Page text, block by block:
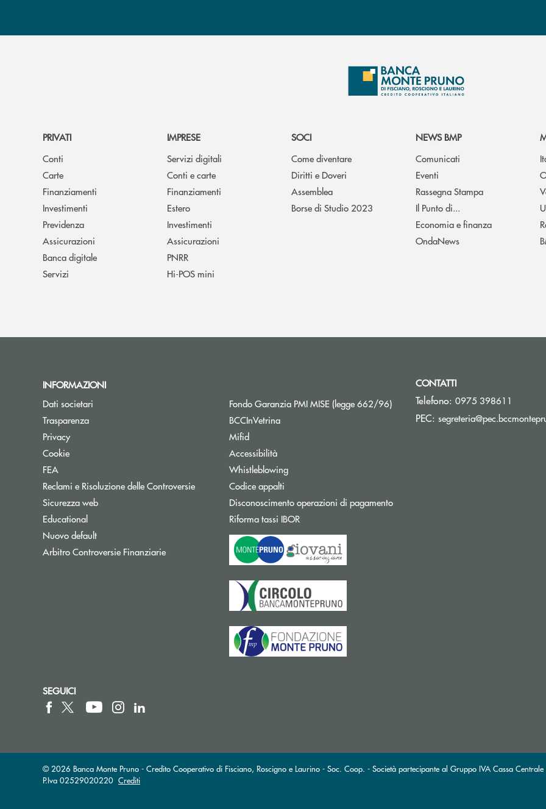
PRIVATI
Conti
Carte
Finanziamenti
Investimenti
Previdenza
Assicurazioni
Banca digitale
Servizi
IMPRESE
Servizi digitali
Conti e carte
Finanziamenti
Estero
Investimenti
Assicurazioni
PNRR
Hi-POS mini
SOCI
Come diventare
Diritti e Doveri
Assemblea
Borse di Studio 2023
NEWS BMP
Comunicati
Eventi
Rassegna Stampa
Il Punto di...
Economia e finanza
OndaNews
INFORMAZIONI
Dati societari
Trasparenza
Privacy
Cookie
FEA
Reclami e Risoluzione delle Controversie
Sicurezza web
Educational
Nuovo default
Arbitro Controversie FinanziarieApre una nuova finestra
Fondo Garanzia PMI MISE (legge 662/96)Apre una nuova finestra
BCCInVetrina
Mifid
Accessibilità
Whistleblowing
Codice appalti
Disconoscimento operazioni di pagamento
Riforma tassi IBORApre una nuova finestra
CONTATTI
Telefono: 0975 398611
PEC:
SEGUICI
© 2026 Banca Monte Pruno - Credito Cooperativo di Fisciano, Roscigno e Laurino - Soc. Coop. - Società partecipante al Gruppo IVA Cassa Centrale
P.Iva 02529020220 Crediti